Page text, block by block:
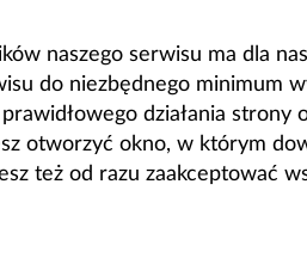
naszego serwisu ma dla
do niezbędnego minimum
działania
otworzyć okno, w którym
też od razu zaakceptować